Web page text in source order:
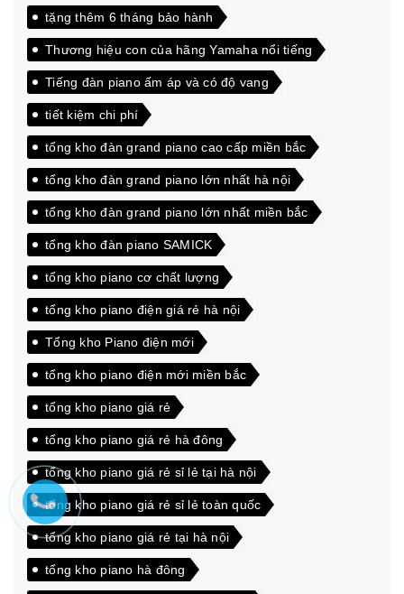
tặng thêm 6 tháng bảo hành
Thương hiệu con của hãng Yamaha nổi tiếng
Tiếng đàn piano ấm áp và có độ vang
tiết kiệm chi phí
tổng kho đàn grand piano cao cấp miền bắc
tổng kho đàn grand piano lớn nhất hà nội
tổng kho đàn grand piano lớn nhất miền bắc
tổng kho đàn piano SAMICK
tổng kho piano cơ chất lượng
tổng kho piano điện giá rẻ hà nội
Tổng kho Piano điện mới
tổng kho piano điện mới miền bắc
tổng kho piano giá rẻ
tổng kho piano giá rẻ hà đông
tổng kho piano giá rẻ sỉ lẻ tại hà nội
tổng kho piano giá rẻ sỉ lẻ toàn quốc
tổng kho piano giá rẻ tại hà nội
tổng kho piano hà đông